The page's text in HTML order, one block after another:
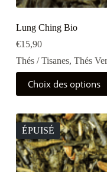
Lung Ching Bio
€15,90
Thés / Tisanes, Thés
Choix des options
Ce
produit
a
variations.
Les
options
peuvent
être
ÉPUISÉ